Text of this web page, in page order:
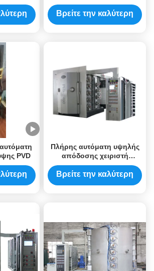
Μηχανή επικαλύψεως
τιτανίου
Βρείτε την καλύτερη
PVD
Πλήρης αυτόματη υψηλής
απόδοσης χειριστή
πόρτας από ανοξείδωτο
χάλυβα
Βρείτε την καλύτερη